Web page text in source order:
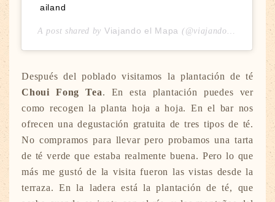
ailand
A post shared by Viajando el Mapa (@viajandoelmapa) on
Después del poblado visitamos la plantación de té
Choui Fong Tea. En esta plantación puedes ver
como recogen la planta hoja a hoja. En el bar nos
ofrecen una degustación gratuita de tres tipos de té.
No compramos para llevar pero probamos una tarta
de té verde que estaba realmente buena. Pero lo que
más me gustó de la visita fueron las vistas desde la
terraza. En la ladera está la plantación de té, que